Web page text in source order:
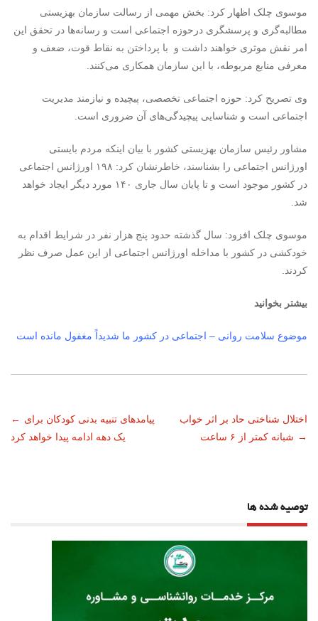
موسوی چلک اظهار کرد: بخش مهمی از رسالت سازمان بهزیستی
مطالبه‌گری و پرسشگری درحوزه اجتماعی است و رسانه‌ها در تحقق این
امر نقش موثری خواهند داشت و با پرداختن به نقاط قوت، ضعف و
معرفی منابع مربوطه، با این سازمان همکاری می‌کنند.
وی تصریح کرد: حوزه اجتماعی تخصصی، پیچیده و نیازمند مدیریت
اجتماعی است و شناسایی پیچیدگی‌های آن ضروری است.
مشاور رئیس سازمان بهزیستی کشور با بیان اینکه مردم بایستی
اورژانس اجتماعی را بشناسند، خاطرنشان کرد: ۱۹۸ اورژانس اجتماعی
در کشور موجود است و تا پایان سال جاری ۱۴۰ مورد دیگر ایجاد خواهد
شد.
موسوی چلک افزود: سال گذشته حدود پنج هزار نفر در شرایط اقدام به
خودکشی در کشور با مداخله اورژانس اجتماعی از این عمل صرف نظر
کردند.
بیشتر بخوانید
موضوع سلامت روانی – اجتماعی در کشور ما شدیداً مغفول مانده است
ناوبری
نوشته
← پیامدهای تنبیه بدنی کودکان برای
یک دهه ادامه پیدا خواهد کرد
اختلال شناختی حاد بر اثر خواب
شبانه کمتر از ۶ ساعت →
توصیه شده ها